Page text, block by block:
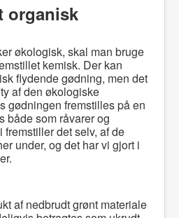
organisk
økologisk, skal man bruge
kemisk. Der kan
flydende gødning, men det
af den økologiske
gødningen fremstilles på en
både som råvarer og
det selv, af de
under, og det har vi gjort i
af nedbrudt grønt materiale